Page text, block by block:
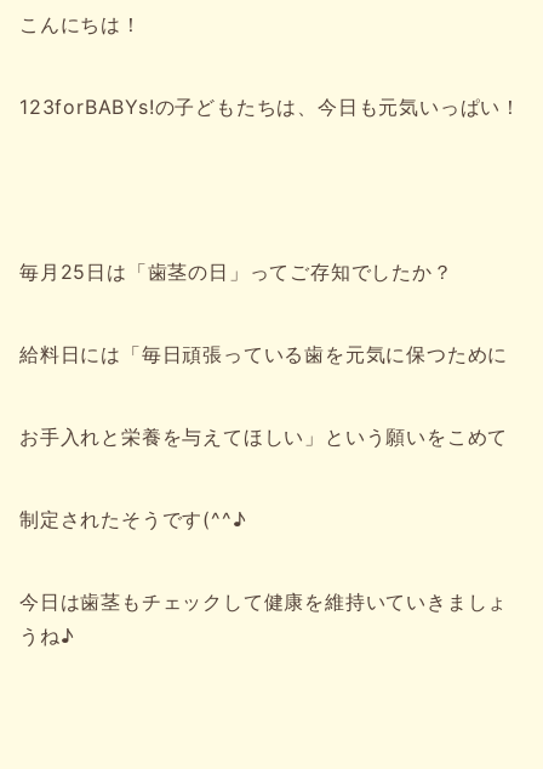
こんにちは！
123forBABYs!の子どもたちは、今日も元気いっぱい！
毎月25日は「歯茎の日」ってご存知でしたか？
給料日には「毎日頑張っている歯を元気に保つために
お手入れと栄養を与えてほしい」という願いをこめて
制定されたそうです(^^♪
今日は歯茎もチェックして健康を維持いていきましょ
うね♪